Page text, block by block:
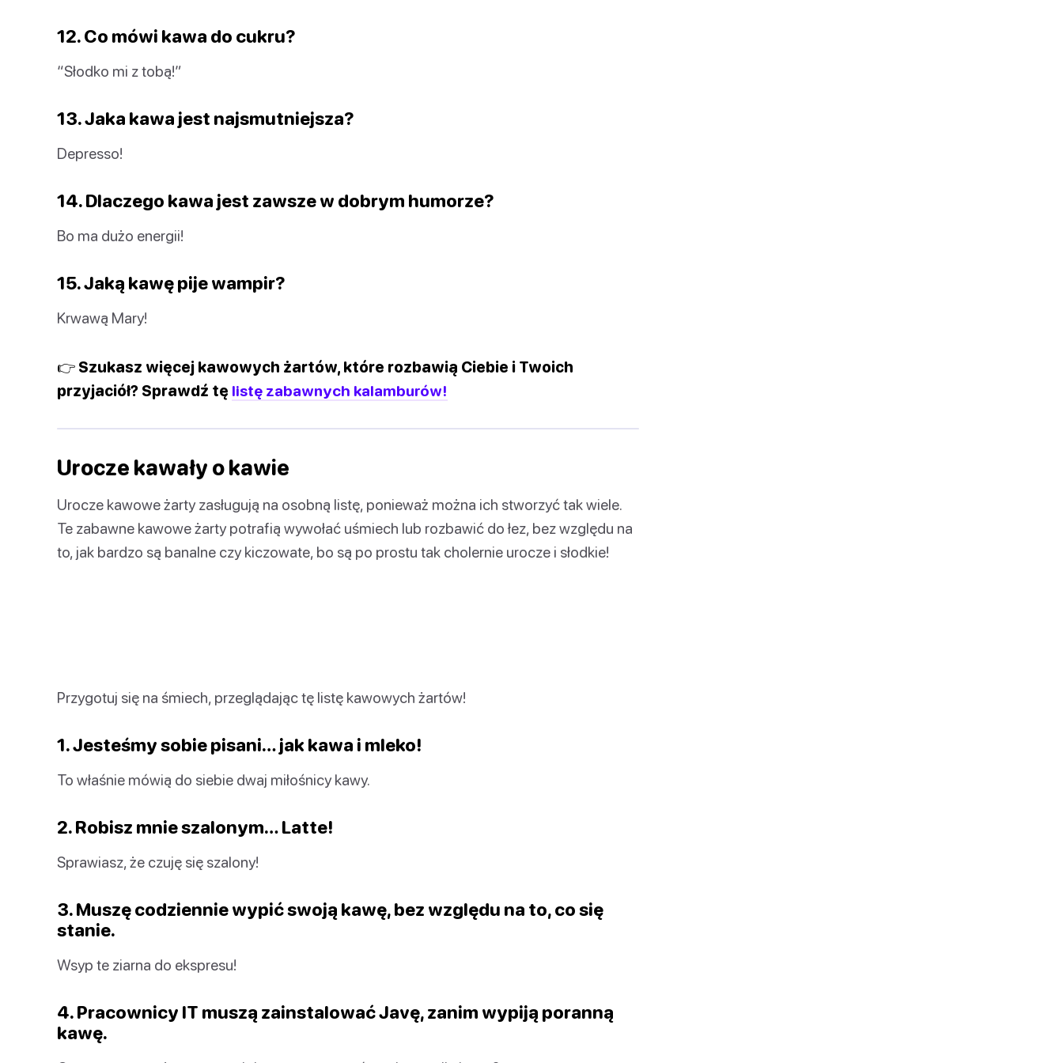
12. Co mówi kawa do cukru?
“Słodko mi z tobą!”
13. Jaka kawa jest najsmutniejsza?
Depresso!
14. Dlaczego kawa jest zawsze w dobrym humorze?
Bo ma dużo energii!
15. Jaką kawę pije wampir?
Krwawą Mary!
👉 Szukasz więcej kawowych żartów, które rozbawią Ciebie i Twoich
przyjaciół? Sprawdź tę listę zabawnych kalamburów!
Urocze kawały o kawie
Urocze kawowe żarty zasługują na osobną listę, ponieważ można ich stworzyć tak wiele.
Te zabawne kawowe żarty potrafią wywołać uśmiech lub rozbawić do łez, bez względu na
to, jak bardzo są banalne czy kiczowate, bo są po prostu tak cholernie urocze i słodkie!
Przygotuj się na śmiech, przeglądając tę listę kawowych żartów!
1. Jesteśmy sobie pisani… jak kawa i mleko!
To właśnie mówią do siebie dwaj miłośnicy kawy.
2. Robisz mnie szalonym… Latte!
Sprawiasz, że czuję się szalony!
3. Muszę codziennie wypić swoją kawę, bez względu na to, co się
stanie.
Wsyp te ziarna do ekspresu!
4. Pracownicy IT muszą zainstalować Javę, zanim wypiją poranną
kawę.